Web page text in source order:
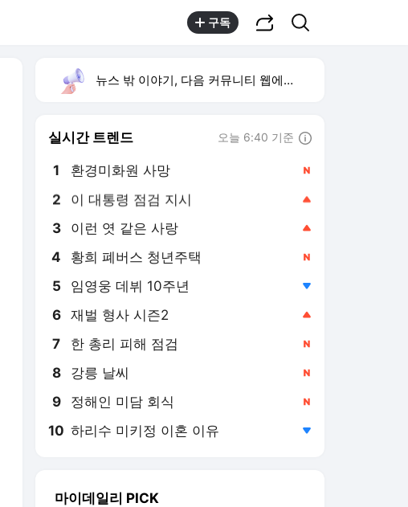
구독
뉴스 밖 이야기, 다음 커뮤니티 웹에서 보기
실시간 트렌드 오늘 6:40 기준
1 환경미화원 사망
2 이 대통령 점검 지시
3 이런 엿 같은 사랑
4 황희 폐버스 청년주택
5 임영웅 데뷔 10주년
6 재벌 형사 시즌2
7 한 총리 피해 점검
8 강릉 날씨
9 정해인 미담 회식
10 하리수 미키정 이혼 이유
마이데일리 PICK